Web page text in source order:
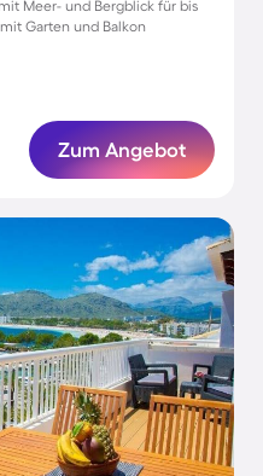
Meer- und Bergblick für bis
Garten und Balkon
Zum Angebot